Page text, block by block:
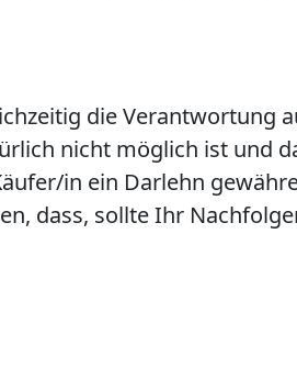
die Verantwortung
nicht möglich ist und
in ein Darlehn
dass, sollte Ihr